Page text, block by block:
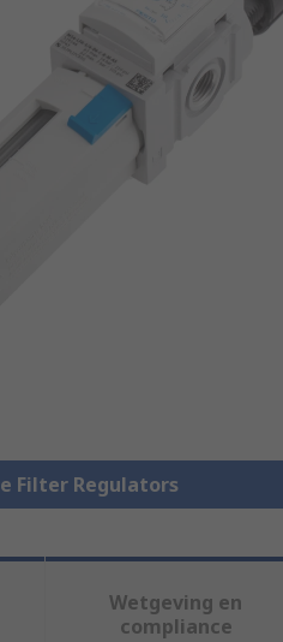
Filter Regulators
Wetgeving en
compliance